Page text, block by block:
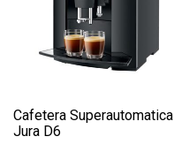
Cafetera Superautomatica
Jura D6